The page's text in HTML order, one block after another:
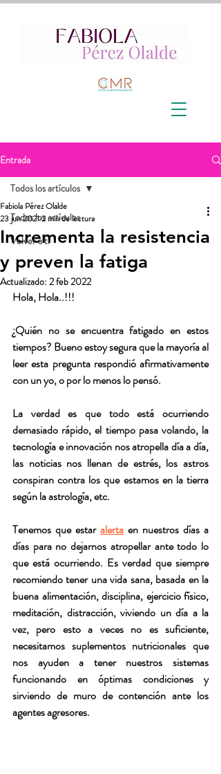
Entrada
Todos los artículos
Volver a ti
Todos los artículos
Incrementa la resistencia
y preven la fatiga
Fabiola Pérez Olalde
23 jun 20212 min de lectura
Actualizado: 2 feb 2022
Hola, Hola..!!!
¿Quién no se encuentra fatigado en estos
tiempos? Bueno estoy segura que la mayoría al
leer esta pregunta respondió afirmativamente
con un yo, o por lo menos lo pensó.
La verdad es que todo está ocurriendo
demasiado rápido, el tiempo pasa volando, la
tecnología e innovación nos atropella día a día,
las noticias nos llenan de estrés, los astros
conspiran contra los que estamos en la tierra
según la astrología, etc.
Tenemos que estar alerta en nuestros días a
días para no dejarnos atropellar ante todo lo
que está ocurriendo. Es verdad que siempre
recomiendo tener una vida sana, basada en la
buena alimentación, disciplina, ejercicio físico,
meditación, distracción, viviendo un día a la
vez, pero esto a veces no es suficiente,
necesitamos suplementos nutricionales que
nos ayuden a tener nuestros sistemas
funcionando en óptimas condiciones y
sirviendo de muro de contención ante los
agentes agresores.